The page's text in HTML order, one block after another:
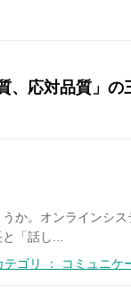
、応対品質」
か。オンラインシ
「話し...
テゴリ ： コミュニ